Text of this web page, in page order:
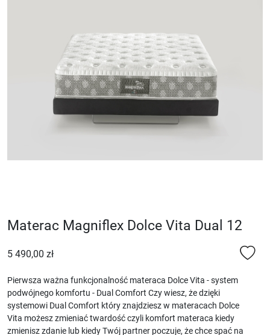
Materac Magniflex Dolce Vita Dual 12
5 490,00 zł
Pierwsza ważna funkcjonalność materaca Dolce Vita - system
podwójnego komfortu - Dual Comfort Czy wiesz, że dzięki
systemowi Dual Comfort który znajdziesz w materacach Dolce
Vita możesz zmieniać twardość czyli komfort materaca kiedy
zmienisz zdanie lub kiedy Twój partner poczuje, że chce spać na